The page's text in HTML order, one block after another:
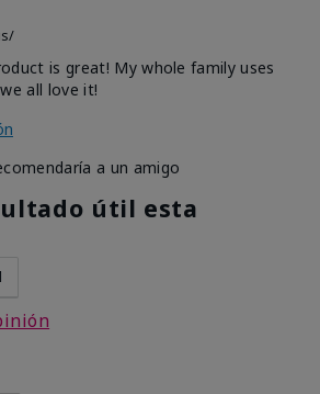
is great! My whole family uses
all love it!
a un amigo
útil esta